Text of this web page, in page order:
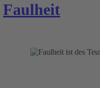
Faulheit